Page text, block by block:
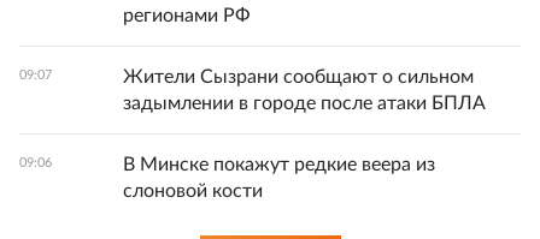
регионами РФ
09:07
Жители Сызрани сообщают о сильном
задымлении в городе после атаки БПЛА
09:06
В Минске покажут редкие веера из
слоновой кости